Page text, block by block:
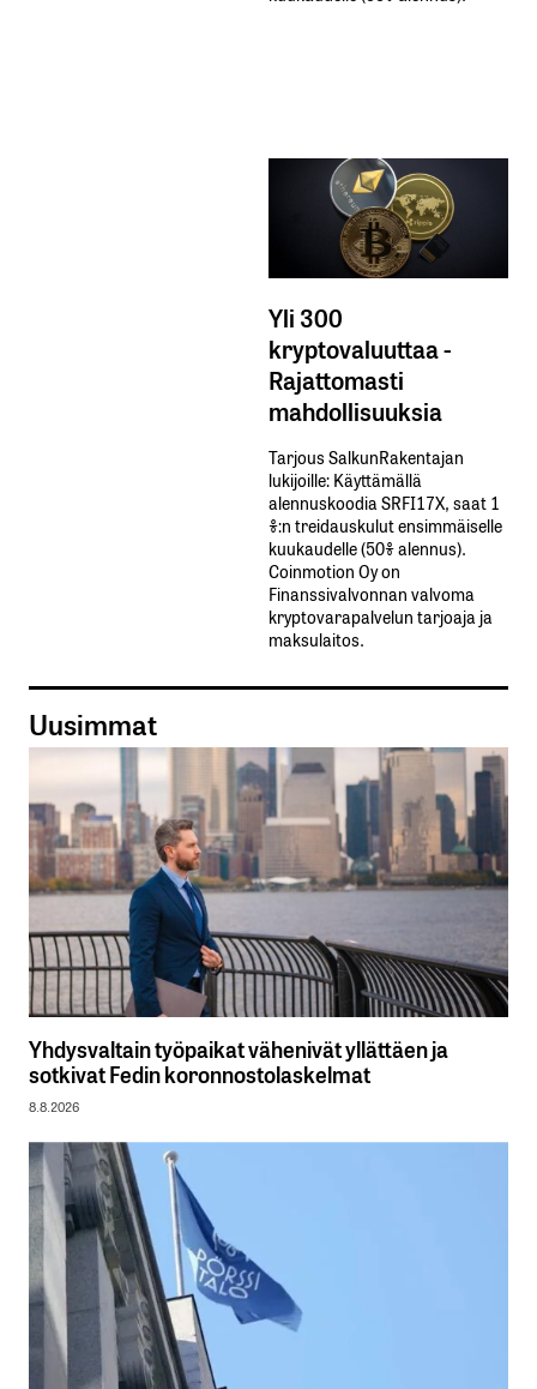
Yli 300
kryptovaluuttaa -
Rajattomasti
mahdollisuuksia
Tarjous SalkunRakentajan
lukijoille: Käyttämällä​ ​
alennuskoodia​ ​SRFI17X,​ ​saat​ ​1
%:n treidauskulut​ ​ensimmäiselle​ ​
kuukaudelle​ ​(50%​ ​alennus).
Coinmotion Oy on
Finanssivalvonnan valvoma
kryptovarapalvelun tarjoaja ja
maksulaitos.
Uusimmat
Yhdysvaltain työpaikat vähenivät yllättäen ja
sotkivat Fedin koronnostolaskelmat
8.8.2026